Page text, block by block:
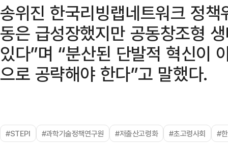
송위진 한국리빙랩네트워크 정
동은 급성장했지만 공동창조형
있다”며 “분산된 단발적 혁신이
으로 공략해야 한다”고 말했다.
#STEPI #과학기술정책연구원 #저출산고령화 #초고령사회 #